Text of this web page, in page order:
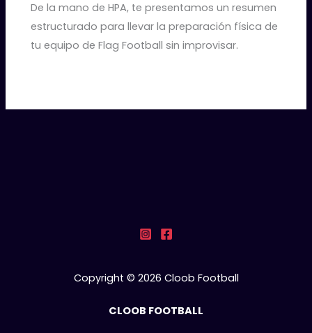
De la mano de HPA, te presentamos un resumen
estructurado para llevar la preparación física de
tu equipo de Flag Football sin improvisar.
Copyright © 2026 Cloob Football
CLOOB FOOTBALL